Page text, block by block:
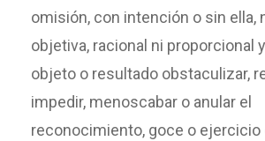
omisión, con intención o sin ella,
objetiva, racional ni proporcional
objeto o resultado obstaculizar,
impedir, menoscabar o anular el
reconocimiento, goce o ejercicio